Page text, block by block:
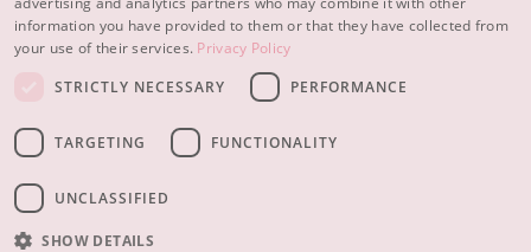
MÁS SOBRE NOSOTROS
INSPIRACIÓN
CONTACTO
© 2023 - 2026 Diadermine
information you have provided to them or that they have collected from
your use of their services. Privacy Policy
STRICTLY NECESSARY
PERFORMANCE
TARGETING FUNCTIONALITY
UNCLASSIFIED
SHOW DETAILS